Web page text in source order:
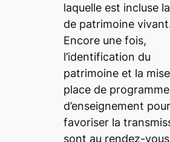
laquelle est incluse
de patrimoine
Encore une fois,
l’identification du
patrimoine et la
place de
d’enseignement pour
favoriser la
sont au rendez-